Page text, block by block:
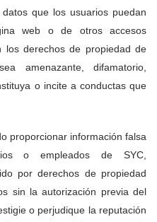
que los usuarios puedan
web o de otros accesos
los derechos de propiedad de
amenazante, difamatorio,
o incite a conductas que
proporcionar información falsa
o empleados de SYC,
por derechos de propiedad
sin la autorización previa del
o perjudique la reputación